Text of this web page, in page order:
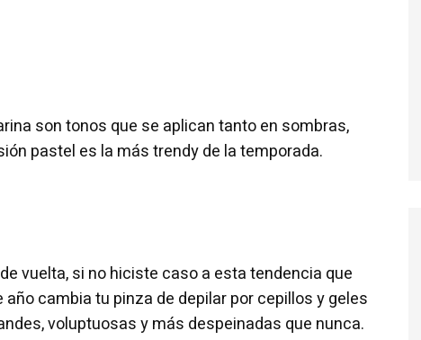
son tonos que se aplican tanto en sombras,
pastel es la más trendy de la temporada.
vuelta, si no hiciste caso a esta tendencia que
cambia tu pinza de depilar por cepillos y geles
voluptuosas y más despeinadas que nunca.